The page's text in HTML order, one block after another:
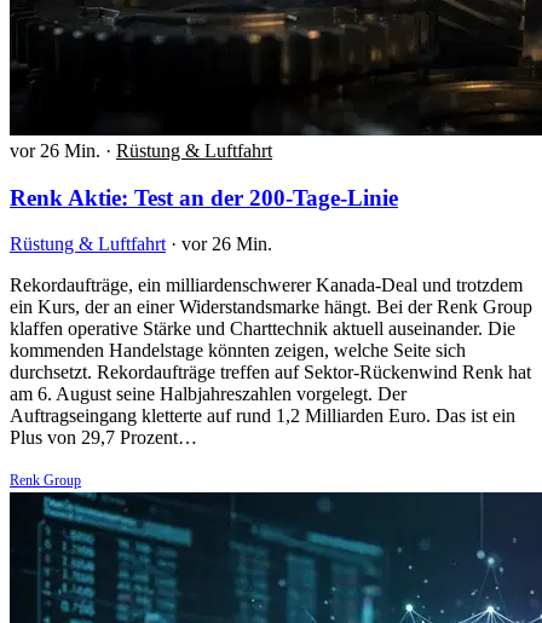
vor 26 Min. · Rüstung & Luftfahrt
Renk Aktie: Test an der 200-Tage-Linie
Rüstung & Luftfahrt · vor 26 Min.
Rekordaufträge, ein milliardenschwerer Kanada-Deal und trotzdem
ein Kurs, der an einer Widerstandsmarke hängt. Bei der Renk Group
klaffen operative Stärke und Charttechnik aktuell auseinander. Die
kommenden Handelstage könnten zeigen, welche Seite sich
durchsetzt. Rekordaufträge treffen auf Sektor-Rückenwind Renk hat
am 6. August seine Halbjahreszahlen vorgelegt. Der
Auftragseingang kletterte auf rund 1,2 Milliarden Euro. Das ist ein
Plus von 29,7 Prozent…
Renk Group